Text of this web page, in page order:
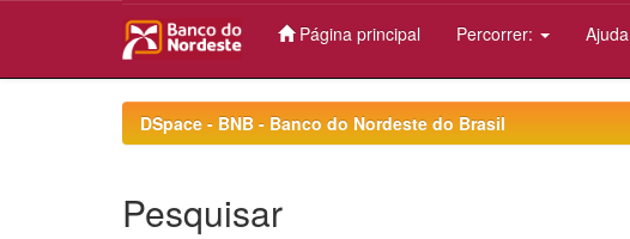
Página principal Percorrer: Ajuda
DSpace - BNB - Banco do Nordeste do Brasil
Pesquisar